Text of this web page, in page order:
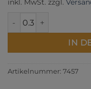
inkl. MwSt. zzgl.
My Summer House
IN
Artikelnummer: 7457